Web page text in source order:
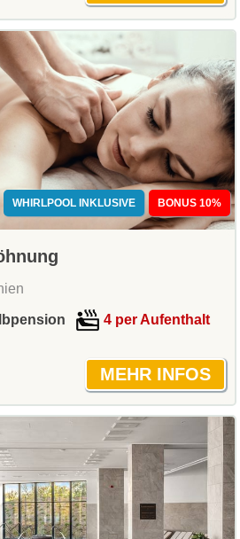
WHIRLPOOL INKLUSIVE BONUS 10%
4 per Aufenthalt